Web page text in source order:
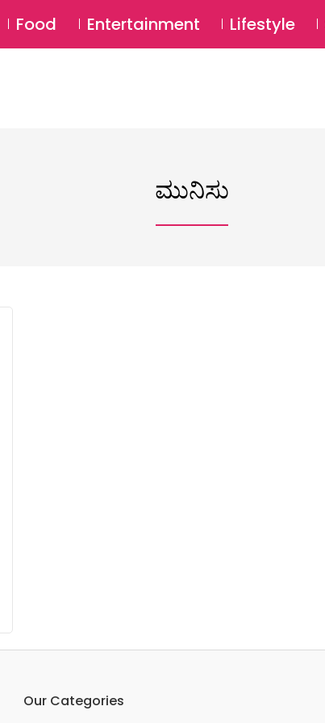
Food Entertainment Lifestyle
ಮುನಿಸು
Our Categories